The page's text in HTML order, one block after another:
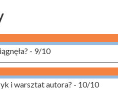
- 9/10
i warsztat autora? - 10/10